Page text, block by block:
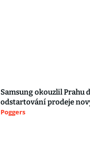
Samsung okouzlil Prahu
odstartování prodeje
Poggers